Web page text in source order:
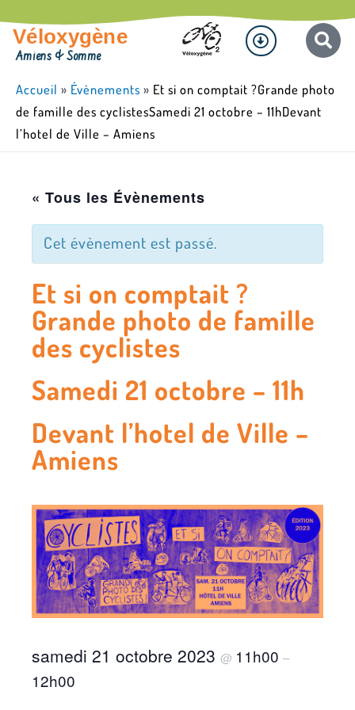
au
contenu
Véloxygène
Amiens & Somme
Menu
Accueil » Évènements » Et si on comptait ?Grande photo
de famille des cyclistesSamedi 21 octobre – 11hDevant
l’hotel de Ville – Amiens
« Tous les Évènements
Cet évènement est passé.
Et si on comptait ?
Grande photo de famille
des cyclistes
Samedi 21 octobre – 11h
Devant l’hotel de Ville –
Amiens
samedi 21 octobre 2023 @ 11h00 –
12h00